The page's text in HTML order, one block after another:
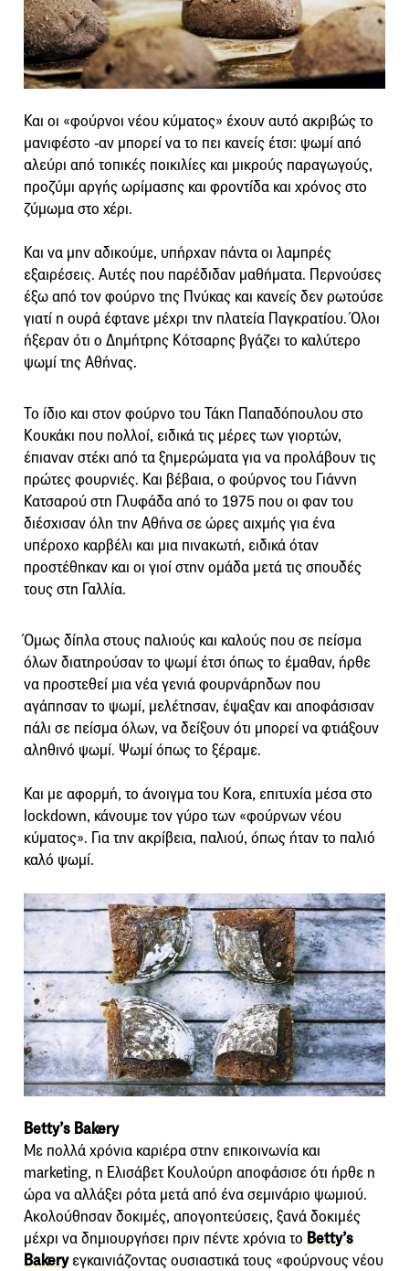
Και οι «φούρνοι νέου κύματος» έχουν αυτό ακριβώς το
μανιφέστο -αν μπορεί να το πει κανείς έτσι: ψωμί από
αλεύρι από τοπικές ποικιλίες και μικρούς παραγωγούς,
προζύμι αργής ωρίμασης και φροντίδα και χρόνος στο
ζύμωμα στο χέρι.
Και να μην αδικούμε, υπήρχαν πάντα οι λαμπρές
εξαιρέσεις. Αυτές που παρέδιδαν μαθήματα. Περνούσες
έξω από τον φούρνο της Πνύκας και κανείς δεν ρωτούσε
γιατί η ουρά έφτανε μέχρι την πλατεία Παγκρατίου. Όλοι
ήξεραν ότι ο Δημήτρης Κότσαρης βγάζει το καλύτερο
ψωμί της Αθήνας.
Το ίδιο και στον φούρνο του Τάκη Παπαδόπουλου στο
Κουκάκι που πολλοί, ειδικά τις μέρες των γιορτών,
έπιαναν στέκι από τα ξημερώματα για να προλάβουν τις
πρώτες φουρνιές. Και βέβαια, ο φούρνος του Γιάννη
Κατσαρού στη Γλυφάδα από το 1975 που οι φαν του
διέσχισαν όλη την Αθήνα σε ώρες αιχμής για ένα
υπέροχο καρβέλι και μια πινακωτή, ειδικά όταν
προστέθηκαν και οι γιοί στην ομάδα μετά τις σπουδές
τους στη Γαλλία.
Όμως δίπλα στους παλιούς και καλούς που σε πείσμα
όλων διατηρούσαν το ψωμί έτσι όπως το έμαθαν, ήρθε
να προστεθεί μια νέα γενιά φουρνάρηδων που
αγάπησαν το ψωμί, μελέτησαν, έψαξαν και αποφάσισαν
πάλι σε πείσμα όλων, να δείξουν ότι μπορεί να φτιάξουν
αληθινό ψωμί. Ψωμί όπως το ξέραμε.
Και με αφορμή, το άνοιγμα του Kora, επιτυχία μέσα στο
lockdown, κάνουμε τον γύρο των «φούρνων νέου
κύματος». Για την ακρίβεια, παλιού, όπως ήταν το παλιό
καλό ψωμί.
Betty’s Bakery
Με πολλά χρόνια καριέρα στην επικοινωνία και
marketing, η Eλισάβετ Κουλούρη αποφάσισε ότι ήρθε η
ώρα να αλλάξει ρότα μετά από ένα σεμινάριο ψωμιού.
Ακολούθησαν δοκιμές, απογοητεύσεις, ξανά δοκιμές
μέχρι να δημιουργήσει πριν πέντε χρόνια το Betty’s
Bakeryεγκαινιάζοντας ουσιαστικά τους «φούρνους νέου